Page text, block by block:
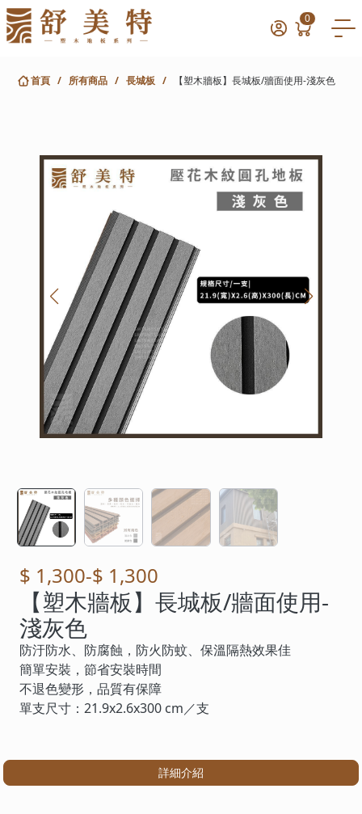
0
首頁 / 所有商品 / 長城板 / 【塑木牆板】長城板/牆面使用-淺灰色
$ 1,300-$ 1,300
【塑木牆板】長城板/牆面使用-
淺灰色
防汙防水、防腐蝕，防火防蚊、保溫隔熱效果佳
簡單安裝，節省安裝時間
不退色變形，品質有保障
單支尺寸：21.9x2.6x300 cm／支
詳細介紹